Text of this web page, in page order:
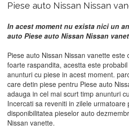
Piese auto Nissan Nissan
In acest moment nu exista nici un
auto Piese auto Nissan Nissan
Piese auto Nissan Nissan vanette este
foarte raspandita, acestta este
anunturi cu piese in acest moment.
care detin piese pentru Piese auto
adauga in cel mai scurt timp anunturi
Incercati sa reveniti in zilele urmatoare
disponibilitatea pieselor auto
Nissan vanette.